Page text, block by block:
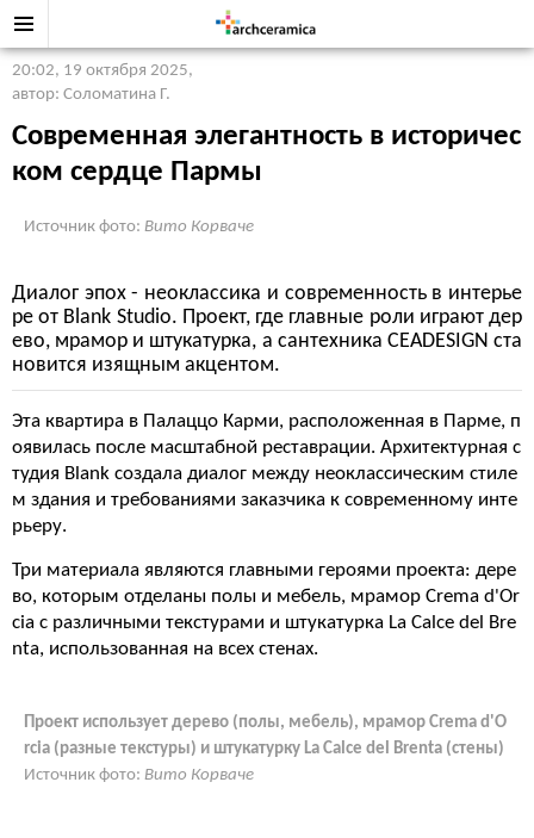
20:02, 19 октября 2025,
автор: Соломатина Г.
Современная элегантность в историчес
ком сердце Пармы
Источник фото: Вито Корваче
Диалог эпох - неоклассика и современность в интерье
ре от Blank Studio. Проект, где главные роли играют дер
ево, мрамор и штукатурка, а сантехника CEADESIGN ста
новится изящным акцентом.
Эта квартира в Палаццо Карми, расположенная в Парме, п
оявилась после масштабной реставрации. Архитектурная с
тудия Blank создала диалог между неоклассическим стиле
м здания и требованиями заказчика к современному инте
рьеру.
Три материала являются главными героями проекта: дере
во, которым отделаны полы и мебель, мрамор Crema d'Or
cia с различными текстурами и штукатурка La Calce del Bre
nta, использованная на всех стенах.
Проект использует дерево (полы, мебель), мрамор Crema d'O
rcia (разные текстуры) и штукатурку La Calce del Brenta (стены)
Источник фото: Вито Корваче